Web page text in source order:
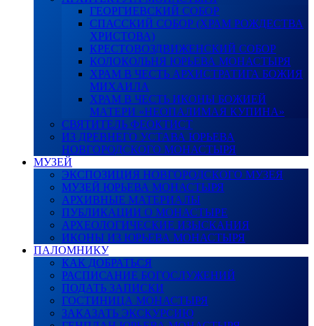
ГЕОРГИЕВСКИЙ СОБОР
СПАССКИЙ СОБОР (ХРАМ РОЖДЕСТВА
ХРИСТОВА)
КРЕСТОВОЗДВИЖЕНСКИЙ СОБОР
КОЛОКОЛЬНЯ ЮРЬЕВА МОНАСТЫРЯ
ХРАМ В ЧЕСТЬ АРХИСТРАТИГА БОЖИЯ
МИХАИЛА
ХРАМ В ЧЕСТЬ ИКОНЫ БОЖИЕЙ
МАТЕРИ «НЕОПАЛИМАЯ КУПИНА»
СВЯТИТЕЛЬ ФЕОКТИСТ
ИЗ ДРЕВНЕГО УСТАВА ЮРЬЕВА
НОВГОРОДСКОГО МОНАСТЫРЯ
МУЗЕЙ
ЭКСПОЗИЦИЯ НОВГОРОДСКОГО МУЗЕЯ
МУЗЕЙ ЮРЬЕВА МОНАСТЫРЯ
АРХИВНЫЕ МАТЕРИАЛЫ
ПУБЛИКАЦИИ О МОНАСТЫРЕ
АРХЕОЛОГИЧЕСКИЕ ИЗЫСКАНИЯ
ИКОНЫ ИЗ ЮРЬЕВА МОНАСТЫРЯ
ПАЛОМНИКУ
КАК ДОБРАТЬСЯ
РАСПИСАНИЕ БОГОСЛУЖЕНИЙ
ПОДАТЬ ЗАПИСКИ
ГОСТИНИЦА МОНАСТЫРЯ
ЗАКАЗАТЬ ЭКСКУРСИЮ